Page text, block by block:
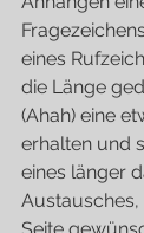
eines
die Länge
(Ahah) eine
erhalten und
eines länger